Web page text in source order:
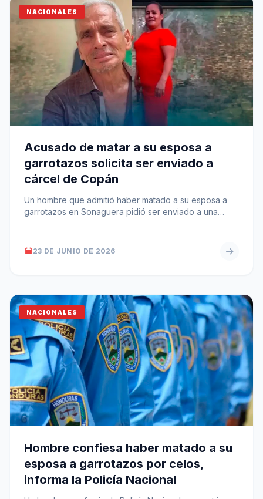
NACIONALES
Acusado de matar a su esposa a
garrotazos solicita ser enviado a
cárcel de Copán
Un hombre que admitió haber matado a su esposa a
garrotazos en Sonaguera pidió ser enviado a una
23 DE JUNIO DE 2026
NACIONALES
Hombre confiesa haber matado a su
esposa a garrotazos por celos,
informa la Policía Nacional